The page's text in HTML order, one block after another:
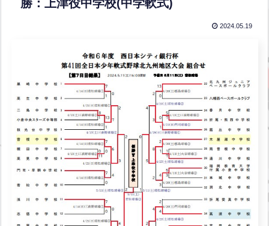
勝：上津役中学校(中学軟式)
2024.05.19